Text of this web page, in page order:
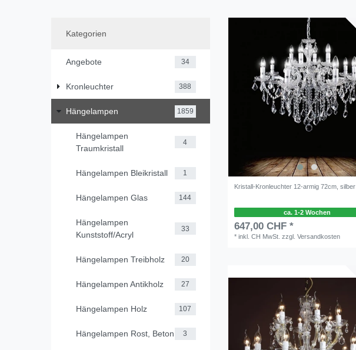
Kategorien
Angebote 34
Kronleuchter 388
Hängelampen 1859
Hängelampen
Traumkristall
4
Hängelampen Bleikristall 1
Hängelampen Glas 144
Hängelampen
Kunststoff/Acryl
33
Hängelampen Treibholz 20
Hängelampen Antikholz 27
Hängelampen Holz 107
Hängelampen Rost, Beton 3
Kristall-Kronleuchter 12-armig 72cm, silber
ca. 1-2 Wochen
647,00 CHF *
*inkl. CH MwSt. zzgl.Versandkosten